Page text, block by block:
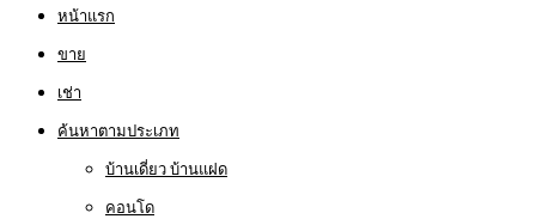
หน้าแรก
ขาย
เช่า
ค้นหาตามประเภท
บ้านเดี่ยว บ้านแฝด
คอนโด